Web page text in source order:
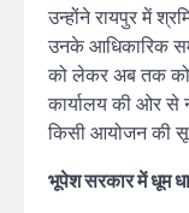
उन्होंने रायपुर में
उनके आधिकारिक
को लेकर अब तक
कार्यालय की ओर से
किसी आयोजन की
भूपेश सरकार में धूम